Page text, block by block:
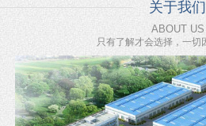
关于我们
ABOUT US
只有了解才会选择，一切